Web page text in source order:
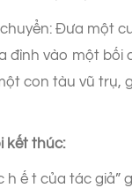
Đưa một
đình vào một bối
con tàu vũ trụ,
kết thúc:
h ế t của tác giả”